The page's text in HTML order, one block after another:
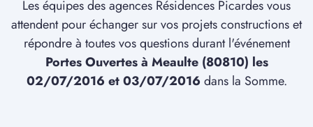
Les équipes des agences Résidences Picardes vous
attendent pour échanger sur vos projets constructions et
répondre à toutes vos questions durant l'événement
Portes Ouvertes à Meaulte (80810) les
02/07/2016 et 03/07/2016 dans la Somme.